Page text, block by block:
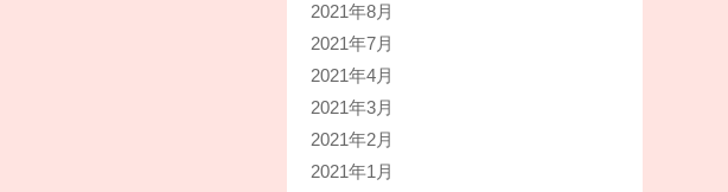
2021年8月
2021年7月
2021年4月
2021年3月
2021年2月
2021年1月